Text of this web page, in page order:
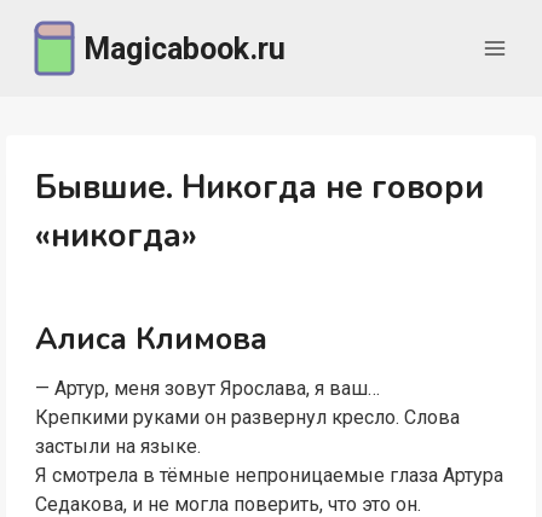
содержимому
Magicabook.ru
Бывшие. Никогда не говори
«никогда»
Алиса Климова
— Артур, меня зовут Ярослава, я ваш…
Крепкими руками он развернул кресло. Слова
застыли на языке.
Я смотрела в тёмные непроницаемые глаза Артура
Седакова, и не могла поверить, что это он.